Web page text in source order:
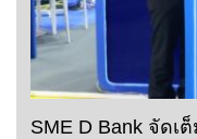
SME D Bank จัดเ